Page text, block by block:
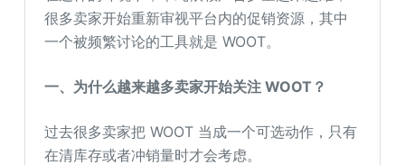
很多卖家开始重新审视平台内的促销资源，其中
一个被频繁讨论的工具就是 WOOT。
一、为什么越来越多卖家开始关注 WOOT？
过去很多卖家把 WOOT 当成一个可选动作，只有
在清库存或者冲销量时才会考虑。